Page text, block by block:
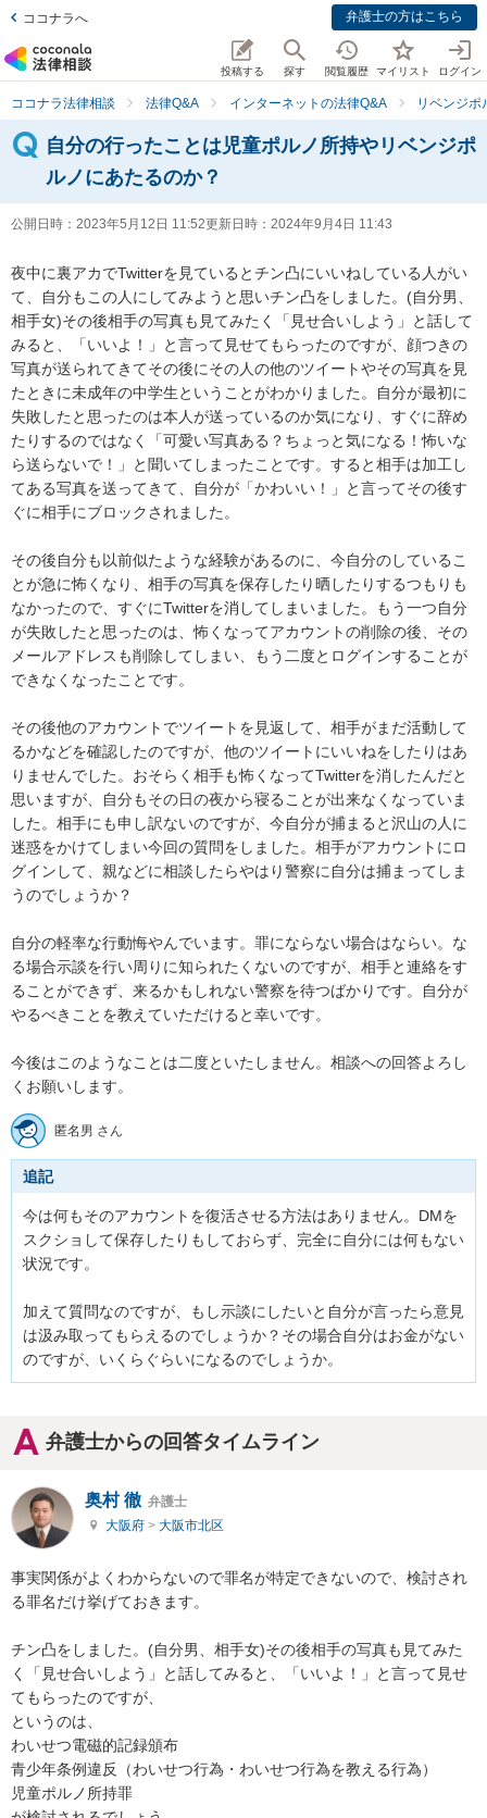
ココナラへ 弁護士の方はこちら
投稿する 探す 閲覧履歴 マイリスト ログイン
ココナラ法律相談 法律Q&A インターネットの法律Q&A リベンジポ
自分の行ったことは児童ポルノ所持やリベンジポ
ルノにあたるのか？
公開日時： 2023年5月12日 11:52更新日時： 2024年9月4日 11:43
夜中に裏アカでTwitterを見ているとチン凸にいいねしている人がい
て、自分もこの人にしてみようと思いチン凸をしました。(自分男、
相手女)その後相手の写真も見てみたく「見せ合いしよう」と話して
みると、「いいよ！」と言って見せてもらったのですが、顔つきの
写真が送られてきてその後にその人の他のツイートやその写真を見
たときに未成年の中学生ということがわかりました。自分が最初に
失敗したと思ったのは本人が送っているのか気になり、すぐに辞め
たりするのではなく「可愛い写真ある？ちょっと気になる！怖いな
ら送らないで！」と聞いてしまったことです。すると相手は加工し
てある写真を送ってきて、自分が「かわいい！」と言ってその後す
ぐに相手にブロックされました。
その後自分も以前似たような経験があるのに、今自分のしているこ
とが急に怖くなり、相手の写真を保存したり晒したりするつもりも
なかったので、すぐにTwitterを消してしまいました。もう一つ自分
が失敗したと思ったのは、怖くなってアカウントの削除の後、その
メールアドレスも削除してしまい、もう二度とログインすることが
できなくなったことです。
その後他のアカウントでツイートを見返して、相手がまだ活動して
るかなどを確認したのですが、他のツイートにいいねをしたりはあ
りませんでした。おそらく相手も怖くなってTwitterを消したんだと
思いますが、自分もその日の夜から寝ることが出来なくなっていま
した。相手にも申し訳ないのですが、今自分が捕まると沢山の人に
迷惑をかけてしまい今回の質問をしました。相手がアカウントにロ
グインして、親などに相談したらやはり警察に自分は捕まってしま
うのでしょうか？
自分の軽率な行動悔やんでいます。罪にならない場合はならい。な
る場合示談を行い周りに知られたくないのですが、相手と連絡をす
ることができず、来るかもしれない警察を待つばかりです。自分が
やるべきことを教えていただけると幸いです。
今後はこのようなことは二度といたしません。相談への回答よろし
くお願いします。
匿名男 さん
追記
今は何もそのアカウントを復活させる方法はありません。DMを
スクショして保存したりもしておらず、完全に自分には何もない
状況です。
加えて質問なのですが、もし示談にしたいと自分が言ったら意見
は汲み取ってもらえるのでしょうか？その場合自分はお金がない
のですが、いくらぐらいになるのでしょうか。
弁護士からの回答タイムライン
奥村 徹 弁護士
大阪府 > 大阪市北区
事実関係がよくわからないので罪名が特定できないので、検討され
る罪名だけ挙げておきます。
チン凸をしました。(自分男、相手女)その後相手の写真も見てみた
く「見せ合いしよう」と話してみると、「いいよ！」と言って見せ
てもらったのですが、
というのは、
わいせつ電磁的記録頒布
青少年条例違反（わいせつ行為・わいせつ行為を教える行為）
児童ポルノ所持罪